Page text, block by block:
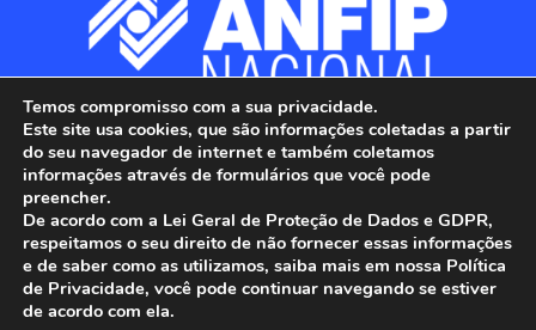
ANFIP - Associação Nacional dos Auditores
Fiscais da Receita Federal do Brasil.
Temos compromisso com a sua privacidade.
Este site usa cookies, que são informações coletadas a partir
do seu navegador de internet e também coletamos
informações através de formulários que você pode
preencher.
De acordo com a Lei Geral de Proteção de Dados e GDPR,
respeitamos o seu direito de não fornecer essas informações
e de saber como as utilizamos, saiba mais em nossa Política
de Privacidade, você pode continuar navegando se estiver
de acordo com ela.